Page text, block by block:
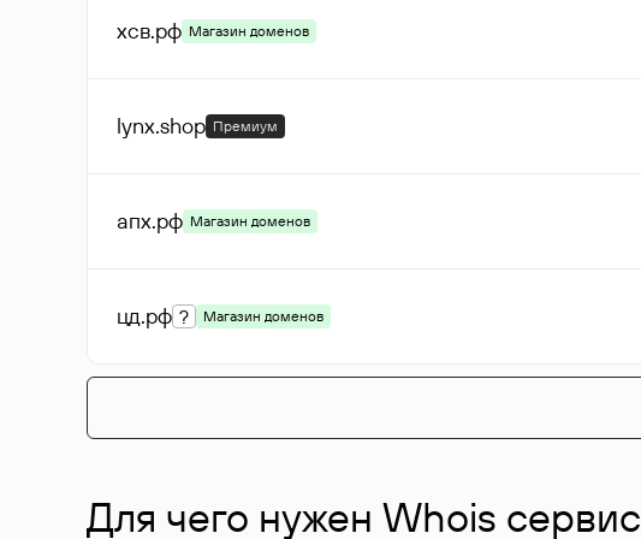
хсв.рф Магазин доменов
lynx.shop Премиум
апх.рф Магазин доменов
цд.рф ? Магазин доменов
Для чего нужен Whois сервис